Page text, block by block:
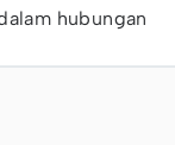
hubungan